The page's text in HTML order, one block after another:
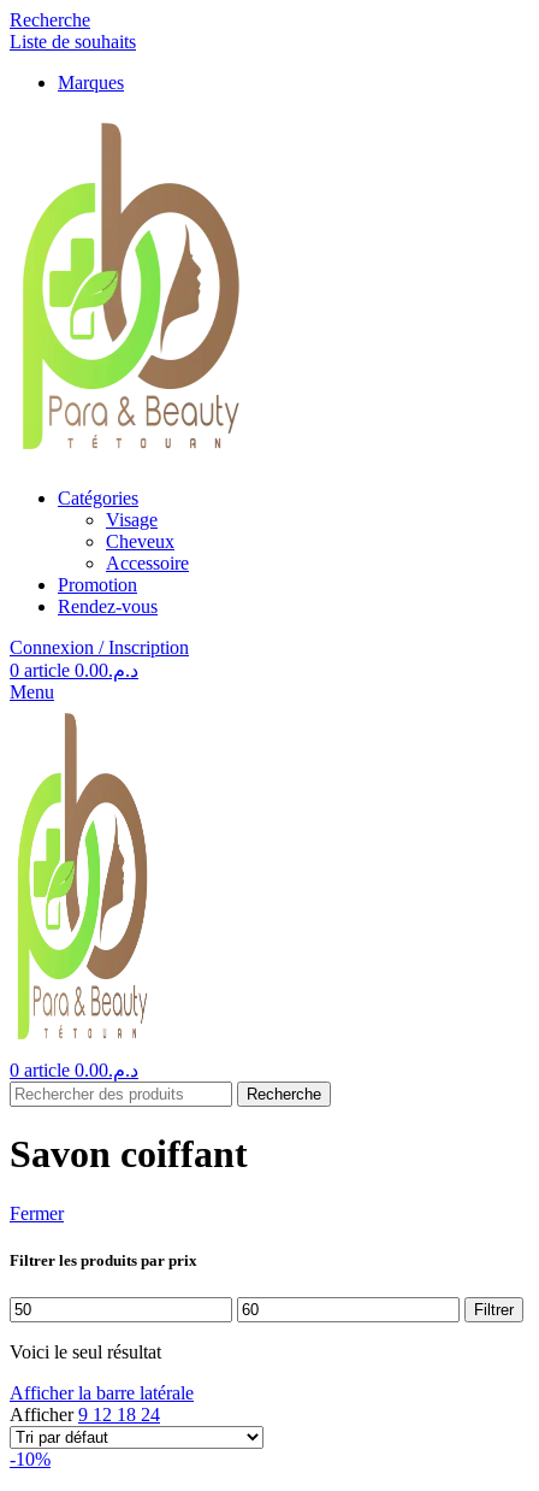
Recherche
Liste de souhaits
Marques
Catégories
Visage
Cheveux
Accessoire
Promotion
Rendez-vous
Connexion / Inscription
0 article د.م.0.00
Menu
0 article د.م.0.00
Recherche
Savon coiffant
Fermer
Filtrer les produits par prix
Prix
min
Prix
max
Filtrer
Voici le seul résultat
Afficher la barre latérale
Afficher9 12 18 24
-10%